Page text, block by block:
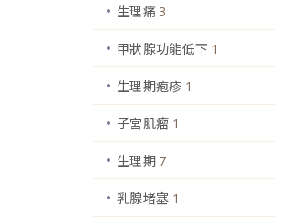
生理痛 3
甲狀腺功能低下 1
生理期疱疹 1
子宮肌瘤 1
生理期 7
乳腺堵塞 1